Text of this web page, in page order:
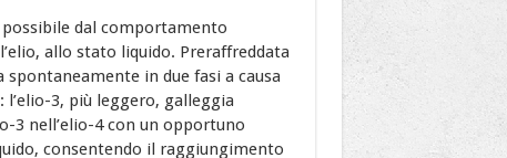
dal comportamento
allo stato liquido. Preraffreddata
in due fasi a causa
3, più leggero, galleggia
3 nell’elio-4 con un opportuno
consentendo il raggiungimento